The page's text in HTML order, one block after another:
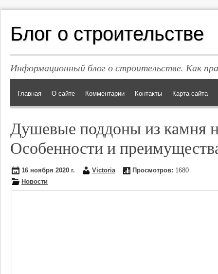
Блог о строительстве
Информационный блог о строительстве. Как
Главная О сайте Комментарии Контакты Карта сайта
Душевые поддоны из камня
Особенности и
16 ноября 2020 г. Victoria Просмотров: 1680
Новости